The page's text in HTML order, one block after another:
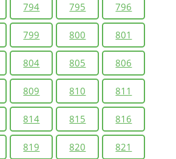
794 795 796
799 800 801
804 805 806
809 810 811
814 815 816
819 820 821